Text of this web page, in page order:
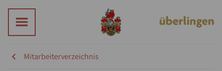
Mitarbeiterverzeichnis